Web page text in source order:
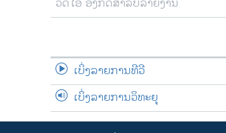
ເບິ່ງລາຍການທີວີ
ເບິ່ງລາຍການວິທະຍຸ